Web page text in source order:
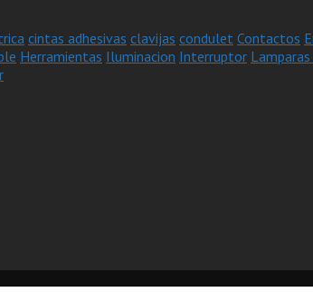
cintas adhesivas clavijas condulet Contactos
Herramientas Iluminacion Interruptor